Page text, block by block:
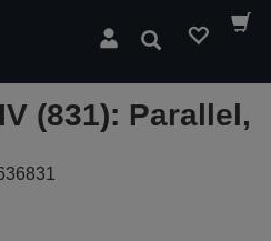
Pesquisar
(831): Parallel,